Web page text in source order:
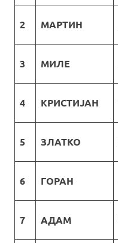
2 МАРТИН
3 МИЛЕ
4 КРИСТИЈАН
5 ЗЛАТКО
6 ГОРАН
7 АДАМ